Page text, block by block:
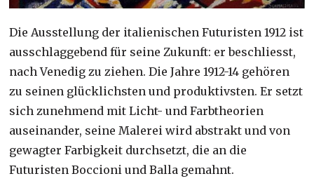
Die Ausstellung der italienischen Futuristen 1912 ist
ausschlaggebend für seine Zukunft: er beschliesst,
nach Venedig zu ziehen. Die Jahre 1912-14 gehören
zu seinen glücklichsten und produktivsten. Er setzt
sich zunehmend mit Licht- und Farbtheorien
auseinander, seine Malerei wird abstrakt und von
gewagter Farbigkeit durchsetzt, die an die
Futuristen Boccioni und Balla gemahnt.